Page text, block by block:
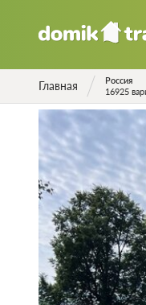
Главная
Россия
16925